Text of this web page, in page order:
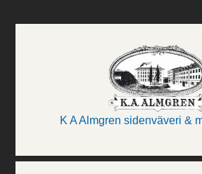
K A Almgren sidenväveri &